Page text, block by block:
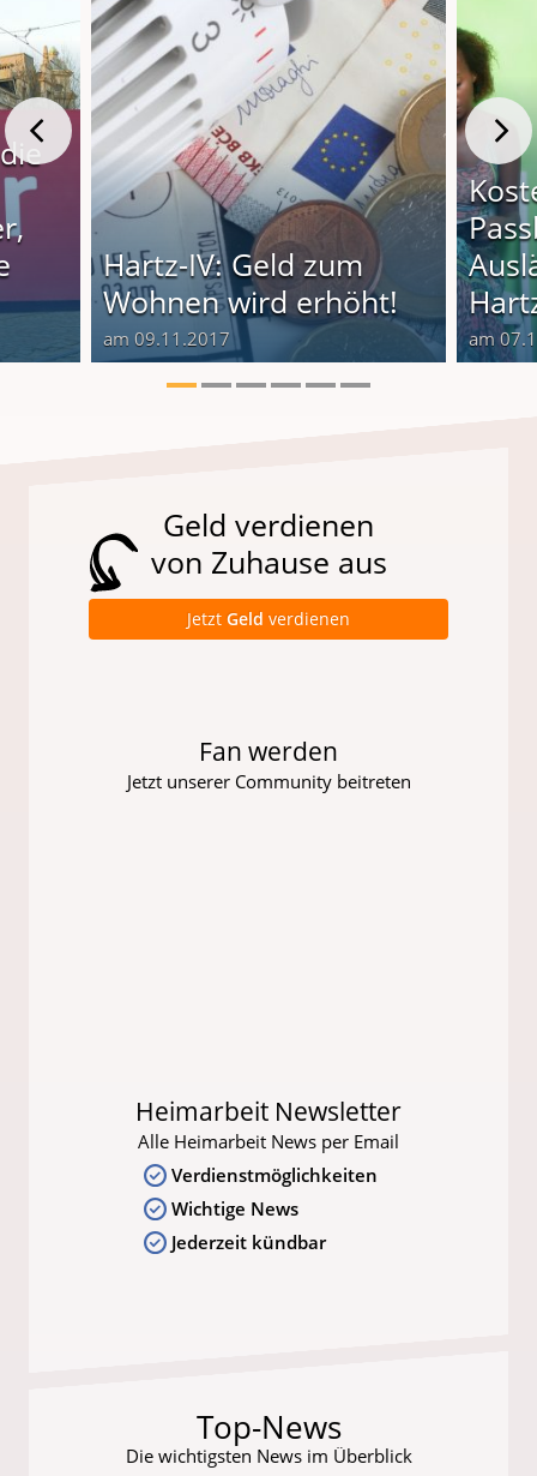
Hartz-IV: Geld zum
Wohnen wird erhöht!
am 09.11.2017 am
Geld verdienen
von Zuhause aus
Jetzt Geld verdienen
Fan werden
Jetzt unserer Community beitreten
Heimarbeit Newsletter
Alle Heimarbeit News per Email
Verdienstmöglichkeiten
Wichtige News
Jederzeit kündbar
Top-News
Die wichtigsten News im Überblick